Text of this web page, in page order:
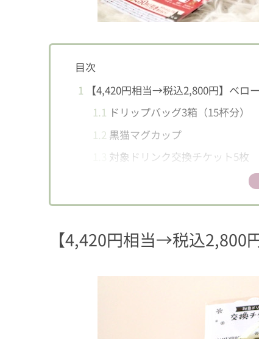
目次
1
【4,420円相当→税込2,800円】ベロ
1.1 ドリップバッグ3箱（15杯分）
1.2 黒猫マグカップ
対象ドリンク交換チケット5枚
2完売必至！最寄の店舗でチェックし
【4,420円相当→税込2,800